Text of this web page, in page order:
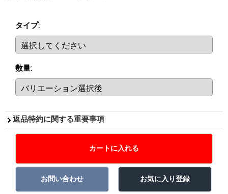
タイプ:
数量:
返品特約に関する重要事項